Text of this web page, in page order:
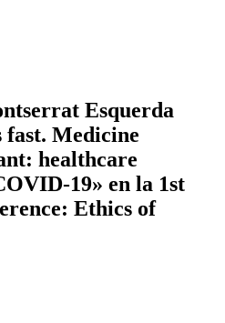
Esquerda
fast. Medicine
healthcare
19» en la 1st
Ethics of